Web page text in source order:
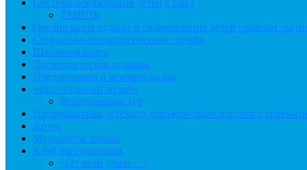
Система образования детей с ОВЗ
ТМППК
Организация отдыха и оздоровления детей граждан
Социально-психологическая служба
Школьная карта
Логопедическая помощь
Предложения и рекомендации
«Виртуальный музей»
Виртуальный тур
Профилактика детского дорожно-транспортного
Артек
Медалисты школы
Клуб выпускников
«От всей души…»